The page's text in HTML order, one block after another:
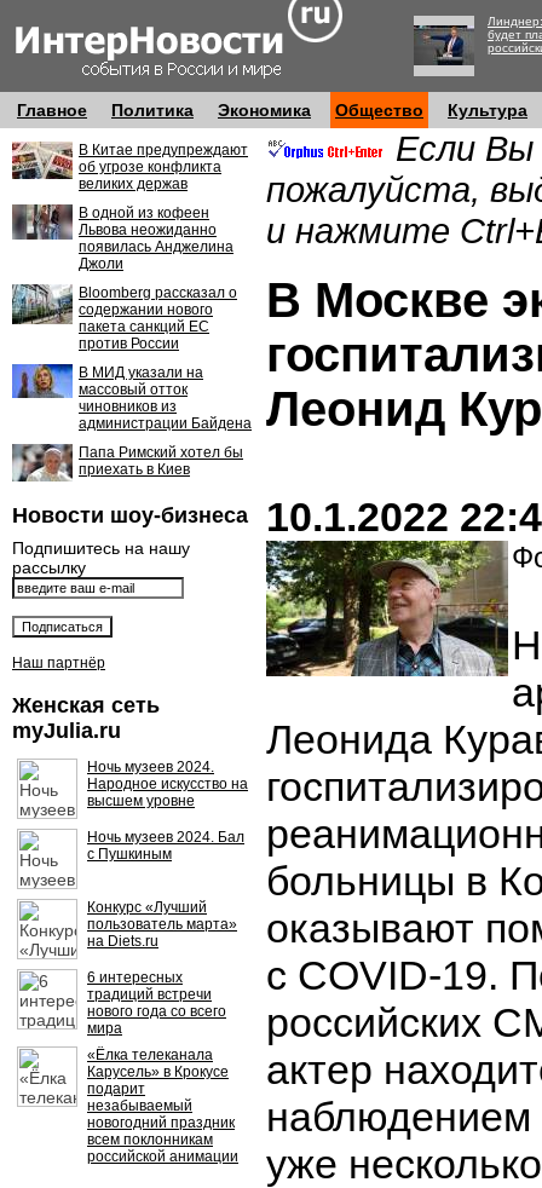
будет
Главное Политика Экономика Общество Культура
В Китае предупреждают
об угрозе конфликта
великих держав
В одной из кофеен
Львова неожиданно
появилась Анджелина
Джоли
Bloomberg рассказал о
содержании нового
пакета санкций ЕС
против России
В МИД указали на
массовый отток
чиновников из
администрации Байдена
Папа Римский хотел бы
приехать в Киев
Новости шоу-бизнеса
Подпишитесь на нашу
рассылку
Наш партнёр
Женская сеть
myJulia.ru
Ночь музеев 2024.
Народное искусство на
высшем уровне
Ночь музеев 2024. Бал
с Пушкиным
Конкурс «Лучший
пользователь марта»
на Diets.ru
6 интересных
традиций встречи
нового года со всего
мира
«Ёлка телеканала
Карусель» в Крокусе
подарит
незабываемый
новогодний праздник
всем поклонникам
российской анимации
Если Вы
пожалуйста,
и нажмите
В Москве
Леонид
10.1.2022
Леонида
больницы в
оказывают
с COVID-19.
российских
актер
наблюдением
уже